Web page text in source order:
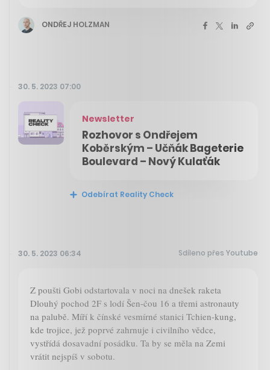
ONDŘEJ HOLZMAN
30. 5. 2023 07:00
Newsletter
Rozhovor s Ondřejem
Koběrským – Učňák Bageterie
Boulevard – Nový Kulaťák
Odebírat Reality Check
30. 5. 2023 06:34 Sdíleno přes Youtube
Z poušti Gobi odstartovala v noci na dnešek raketa
Dlouhý pochod 2F s lodí Šen-čou 16 a třemi astronauty
na palubě. Míří k čínské vesmírné stanici Tchien-kung,
kde trojice, jež poprvé zahrnuje i civilního vědce,
vystřídá dosavadní posádku. Ta by se měla na Zemi
vrátit nejspíš v sobotu.